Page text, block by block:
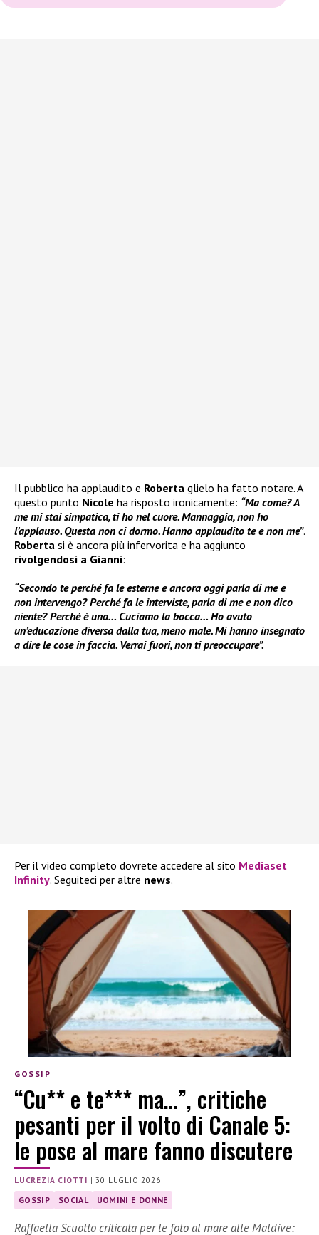
Il pubblico ha applaudito e Roberta glielo ha fatto notare. A
questo punto Nicole ha risposto ironicamente: “Ma come? A
me mi stai simpatica, ti ho nel cuore. Mannaggia, non ho
l’applauso. Questa non ci dormo. Hanno applaudito te e non me”.
Roberta si è ancora più infervorita e ha aggiunto
rivolgendosi a Gianni:
“Secondo te perché fa le esterne e ancora oggi parla di me e
non intervengo? Perché fa le interviste, parla di me e non dico
niente? Perché è una… Cuciamo la bocca… Ho avuto
un’educazione diversa dalla tua, meno male. Mi hanno insegnato
a dire le cose in faccia. Verrai fuori, non ti preoccupare”.
Per il video completo dovrete accedere al sito Mediaset
Infinity. Seguiteci per altre news.
GOSSIP
“Cu** e te*** ma…”, critiche
pesanti per il volto di Canale 5:
le pose al mare fanno discutere
LUCREZIA CIOTTI |30 LUGLIO 2026
GOSSIP SOCIAL UOMINI E DONNE
Raffaella Scuotto criticata per le foto al mare alle Maldive: